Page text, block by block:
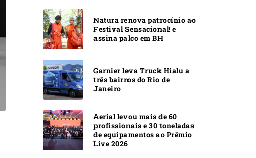
Natura renova patrocínio ao
Festival Sensacional! e
assina palco em BH
Garnier leva Truck Hialu a
três bairros do Rio de
Janeiro
Aerial levou mais de 60
profissionais e 30 toneladas
de equipamentos ao Prêmio
Live 2026